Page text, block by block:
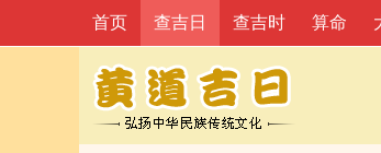
首页 查吉日 查吉时 算命